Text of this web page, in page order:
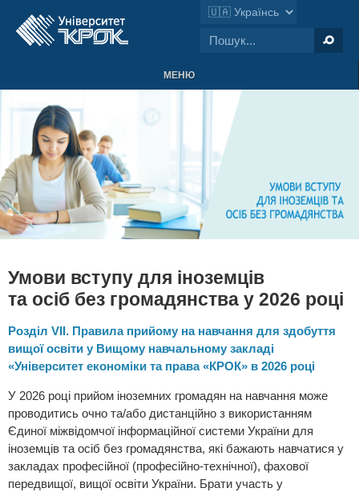
МЕНЮ
Умови вступу для іноземців
та осіб без громадянства у 2026 році
Розділ VII. Правила прийому на навчання для здобуття
вищої освіти у Вищому навчальному закладі
«Університет економіки та права «КРОК» в 2026 році
У 2026 році прийом іноземних громадян на навчання може
проводитись очно та/або дистанційно з використанням
Єдиної міжвідомчої інформаційної системи України для
іноземців та осіб без громадянства, які бажають навчатися у
закладах професійної (професійно-технічної), фахової
передвищої, вищої освіти України. Брати участь у